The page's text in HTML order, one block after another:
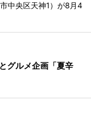
中央区天神1）が8月4
グルメ企画「夏辛